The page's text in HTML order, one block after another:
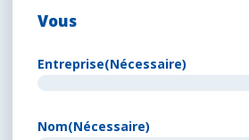
Vous
Entreprise(Nécessaire)
Nom(Nécessaire)